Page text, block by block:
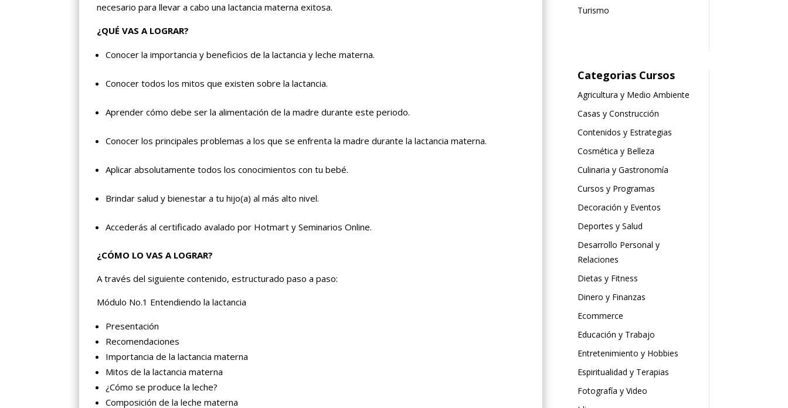
necesario para llevar a cabo una lactancia materna exitosa.
¿QUÉ VAS A LOGRAR?
Conocer la importancia y beneficios de la lactancia y leche materna.
Conocer todos los mitos que existen sobre la lactancia.
Aprender cómo debe ser la alimentación de la madre durante este periodo.
Conocer los principales problemas a los que se enfrenta la madre durante la lactancia materna.
Aplicar absolutamente todos los conocimientos con tu bebé.
Brindar salud y bienestar a tu hijo(a) al más alto nivel.
Accederás al certificado avalado por Hotmart y Seminarios Online.
¿CÓMO LO VAS A LOGRAR?
A través del siguiente contenido, estructurado paso a paso:
Módulo No.1 Entendiendo la lactancia
Presentación
Recomendaciones
Importancia de la lactancia materna
Mitos de la lactancia materna
¿Cómo se produce la leche?
Composición de la leche materna
Turismo
Categorias Cursos
Agricultura y Medio Ambiente
Casas y Construcción
Contenidos y Estrategias
Cosmética y Belleza
Culinaria y Gastronomía
Cursos y Programas
Decoración y Eventos
Deportes y Salud
Desarrollo Personal y
Relaciones
Dietas y Fitness
Dinero y Finanzas
Ecommerce
Educación y Trabajo
Entretenimiento y Hobbies
Espiritualidad y Terapias
Fotografía y Video